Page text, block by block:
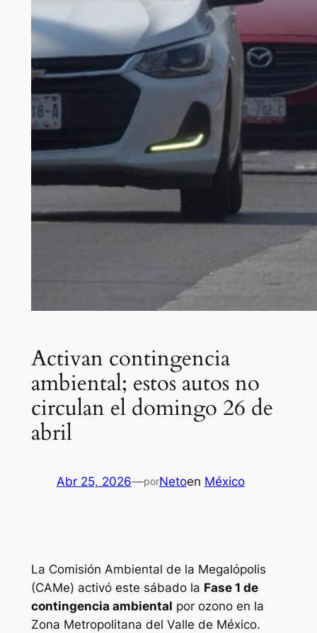
Activan contingencia
ambiental; estos autos no
circulan el domingo 26 de
abril
Abr 25, 2026—porNetoen México
La Comisión Ambiental de la Megalópolis
(CAMe) activó este sábado la Fase 1 de
contingencia ambiental por ozono en la
Zona Metropolitana del Valle de México.